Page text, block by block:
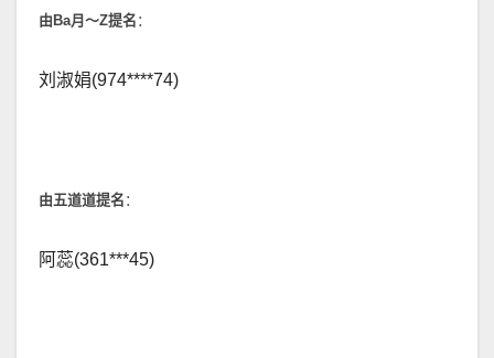
由 Ba月～Z提名 ：
刘淑娟(974****74)
由五道道提名 ：
阿蕊(361***45)